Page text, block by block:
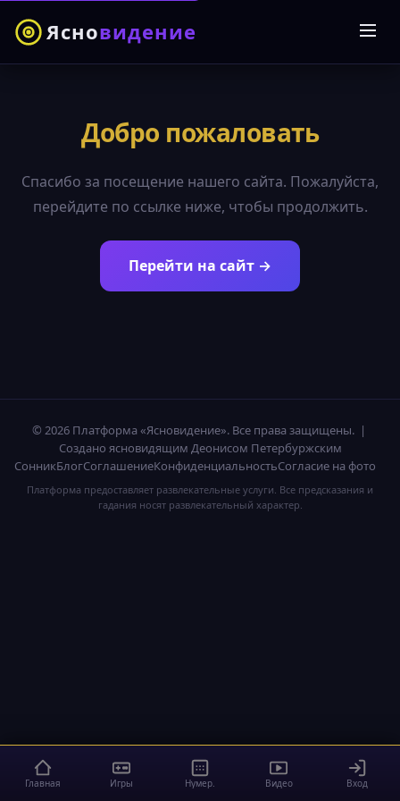
Ясновидение
Добро пожаловать
Спасибо за посещение нашего сайта. Пожалуйста,
перейдите по ссылке ниже, чтобы продолжить.
Перейти на сайт →
© 2026 Платформа «Ясновидение». Все права защищены. |
Создано ясновидящим Деонисом Петербуржским
СонникБлогСоглашениеКонфиденциальностьСогласие на фото
Платформа предоставляет развлекательные услуги. Все предсказания и
гадания носят развлекательный характер.
Главная Игры Нумер. Видео Вход